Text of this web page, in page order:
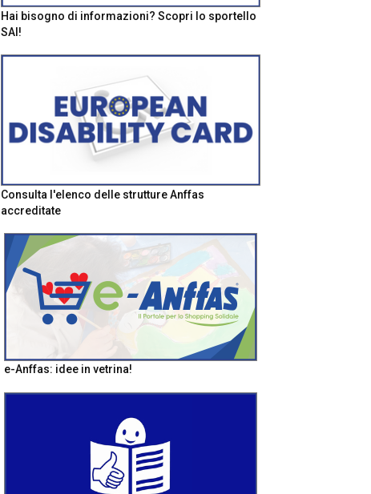
Hai bisogno di informazioni? Scopri lo sportello
SAI!
Consulta l'elenco delle strutture Anffas
accreditate
e-Anffas: idee in vetrina!